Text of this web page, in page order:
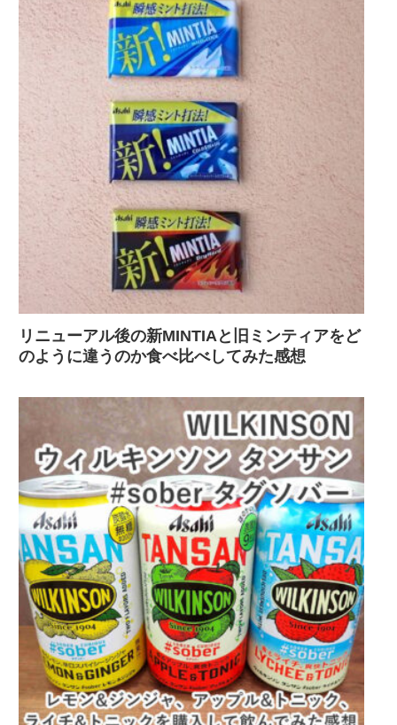
リニューアル後の新MINTIAと旧ミンティアをど
のように違うのか食べ比べしてみた感想